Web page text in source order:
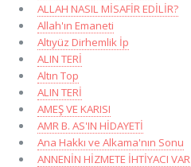
ALLAH NASIL MİSAFİR EDİLİR?
Allah'ın Emaneti
Altıyüz Dirhemlik İp
ALIN TERİ
Altın Top
ALIN TERİ
AMEŞ VE KARISI
AMR B. AS'IN HİDAYETİ
Ana Hakkı ve Alkama'nın Sonu
ANNENİN HİZMETE İHTİYACI VAR